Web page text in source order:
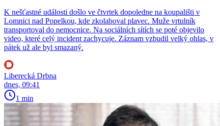
K nešťastné události došlo ve čtvrtek dopoledne na koupališti v
Lomnici nad Popelkou, kde zkolaboval plavec. Muže vrtulník
transportoval do nemocnice. Na sociálních sítích se poté objevilo
video, které celý incident zachycuje. Záznam vzbudil velký ohlas, v
pátek už ale byl smazaný.
Liberecká Drbna
dnes, 09:41
1 min